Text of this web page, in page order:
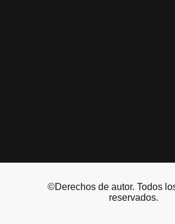
©Derechos de autor. Todos
reservados.